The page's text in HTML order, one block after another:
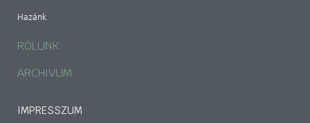
Hazánk
RÓLUNK
ARCHIVUM
IMPRESSZUM